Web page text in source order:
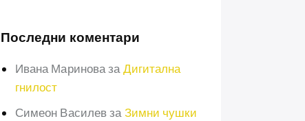
Последни коментари
Ивана Мариноваза Дигитална
гнилост
Симеон Василевза Зимни чушки